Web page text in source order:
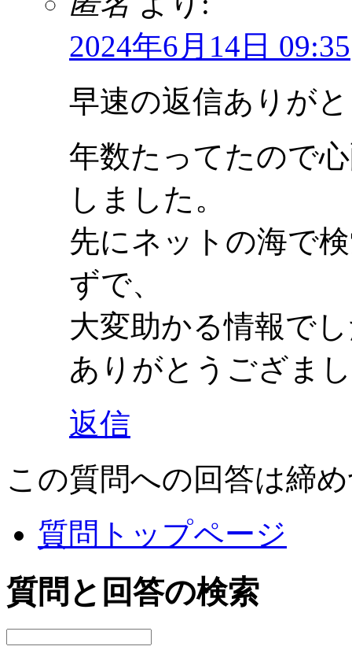
2024年6月14日 09:35
早速の返信ありが
年数たってたので
しました。
先にネットの海で
ずで、
大変助かる情報で
ありがとうござま
返信
この質問への回答は締
質問トップページ
質問と回答の検索